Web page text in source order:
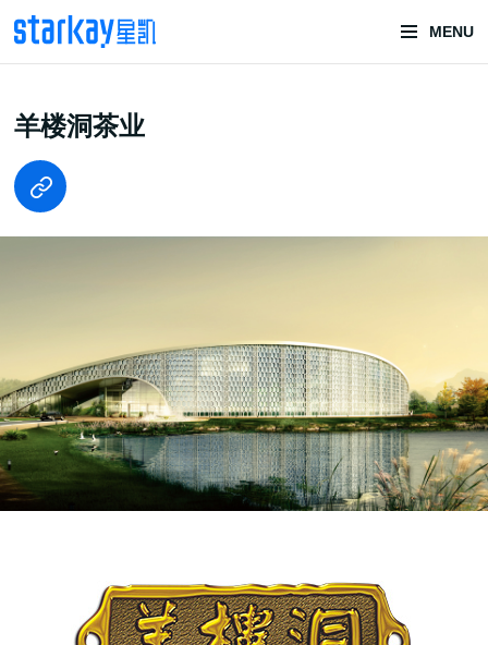
MENU
头部潮玩
技术服务商
潮玩技术解决方案
头部潮玩盲盒/谷子卡牌/二次元手办抽赏开发
一番赏/魔力赏/福袋抽赏/宝箱赏/无限赏
羊楼洞茶业